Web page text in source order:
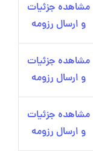
مشاهده جزئیات
و ارسال رزومه
مشاهده جزئیات
و ارسال رزومه
مشاهده جزئیات
و ارسال رزومه